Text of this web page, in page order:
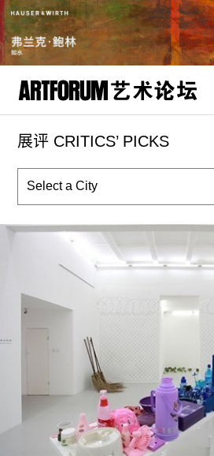
artguide
新闻
杂志
ENGLISH
ART & EDUCATION
订阅
往期内容
展评 CRITICS’ PICKS